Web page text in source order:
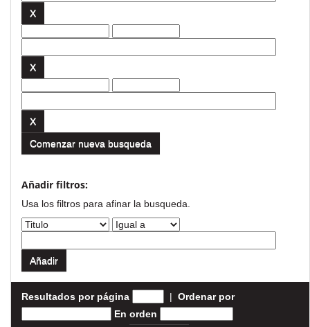
Comenzar nueva busqueda
Añadir filtros:
Usa los filtros para afinar la busqueda.
Resultados por página | Ordenar por
En orden